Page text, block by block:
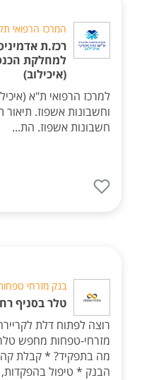
המרכז הרפואי
רכז.ת
למחלקת
(איכילוב)
למרכז הרפואי ת"א
וחשבונות אשפוז.
חשבונות אשפוז. הת...
בנק מזרחי
טלר בסניף
רוצה לפתוח דלת
מזרחי-טפחות מחפש
מה בתפקיד? * קבלת
הבנק * טיפול בהפקדות,